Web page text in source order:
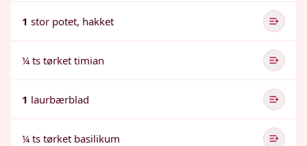
1 stor potet, hakket
¼ ts tørket timian
1 laurbærblad
¼ ts tørket basilikum